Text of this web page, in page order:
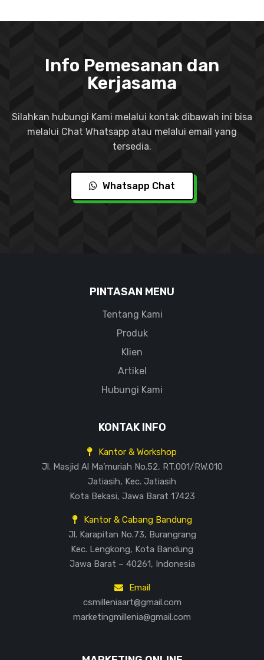
Info Pemesanan dan
Kerjasama
Silahkan hubungi Kami melalui kontak dibawah ini bisa
melalui Chat Whatsapp atau melalui email yang
tersedia.
Whatsapp Chat
PINTASAN MENU
Tentang Kami
Produk
Klien
Artikel
Hubungi Kami
KONTAK INFO
Kantor & Workshop
Jl. Masjid Al Ma’muriah No.52, RT.001/RW.010
Jatiasih, Kec. Jatiasih
Kota Bekasi, Jawa Barat 17423
Kantor & Cabang Bandung
Jl. Karapitan No.73, Burangrang
Kec. Lengkong, Kota Bandung
Jawa Barat – 40261, Indonesia
Email
csmilleniaart@gmail.com
marketingmillenia@gmail.com